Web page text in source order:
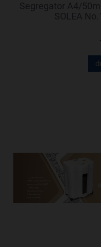
Segregator A4/
SOLEA